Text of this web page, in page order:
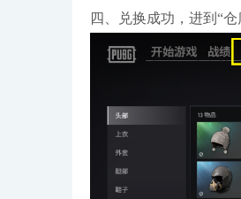
四、兑换成功，进到“仓